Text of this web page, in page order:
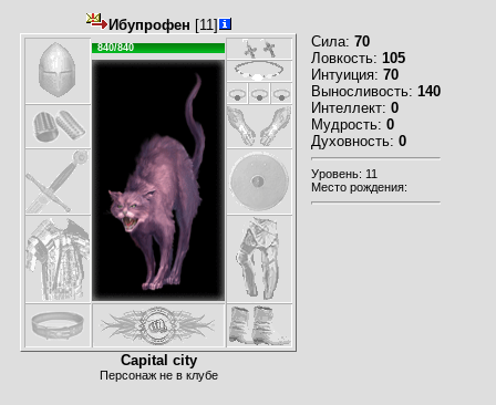
Ибупрофен [11]
840/840
Capital city
Персонаж не в клубе
Сила: 70
Ловкость: 105
Интуиция: 70
Выносливость: 140
Интеллект: 0
Мудрость: 0
Духовность: 0
Уровень: 11
Место рождения: